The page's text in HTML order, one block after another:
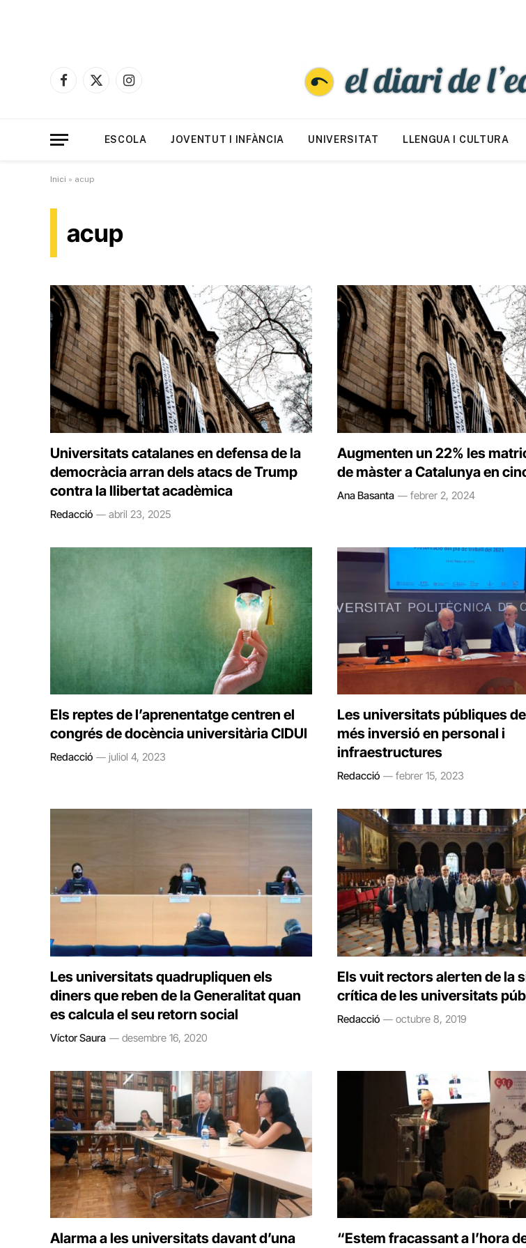
Facebook
X
Instagram
ESCOLA JOVENTUT I INFÀNCIA UNIVERSITAT LLENGUA I CULTURA
Inici » acup
acup
Universitats catalanes en defensa de la
democràcia arran dels atacs de Trump
contra la llibertat acadèmica
Redacció abril 23, 2025
Augmenten un 22% les
de màster a Catalunya en
Ana Basanta febrer 2, 2024
Els reptes de l’aprenentatge centren el
congrés de docència universitària CIDUI
Redacció juliol 4, 2023
Les universitats públiques
més inversió en personal i
infraestructures
Redacció febrer 15, 2023
Les universitats quadrupliquen els
diners que reben de la Generalitat quan
es calcula el seu retorn social
Víctor Saura desembre 16, 2020
Els vuit rectors alerten de la
crítica de les universitats
Redacció octubre 8, 2019
Alarma a les universitats davant d’una
“Estem fracassant a l’hora